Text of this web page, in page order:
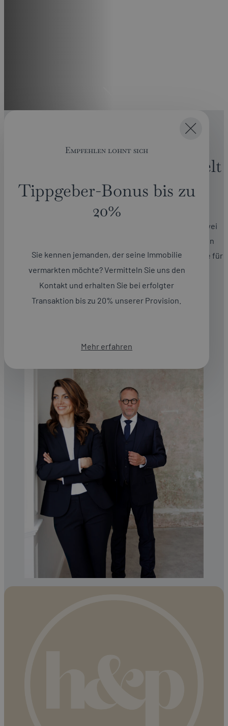
Empfehlen lohnt sich
Tippgeber-Bonus bis zu
20%
Sie kennen jemanden, der seine Immobilie
vermarkten möchte? Vermitteln Sie uns den
Kontakt und erhalten Sie bei erfolgter
Transaktion bis zu 20% unserer Provision.
Mehr erfahren
Willkommen in unserer Welt
der Immobilien.
Wir sind ein führender Immobilienmakler: In unseren zwei
Geschäftsbereichen vereinen wir fundierte Expertise in
Wohn- und Gewerbeimmobilien für Privatpersonen sowie für
Geschäftskunden unter einem Dach – in Wien, ganz
Österreich und über die Grenzen hinaus.